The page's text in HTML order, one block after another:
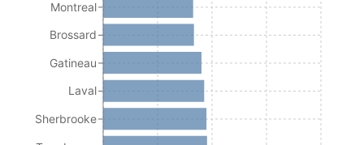
Montreal
Brossard
Gatineau
Laval
Sherbrooke